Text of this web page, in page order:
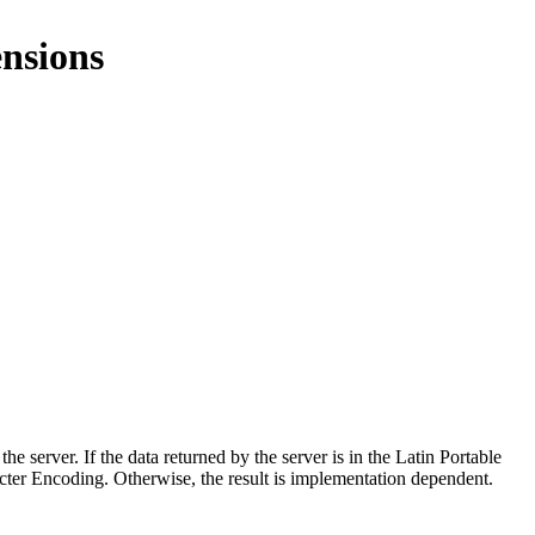
server. If the data returned by the server is in the Latin Portable
Encoding. Otherwise, the result is implementation dependent.